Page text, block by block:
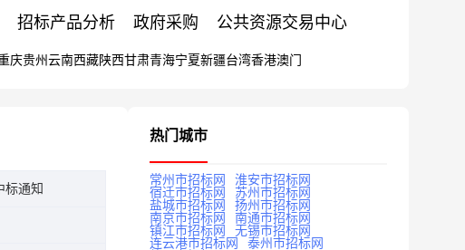
招标产品分析 政府采购 公共资源交易中心
庆贵州 云南西藏陕西甘肃青海宁夏新疆台湾香港澳门
标通知
热门城市
常州市招标网
淮安市招标网
宿迁市招标网
苏州市招标网
盐城市招标网
扬州市招标网
南京市招标网
南通市招标网
镇江市招标网
无锡市招标网
连云港市招标网
泰州市招标网